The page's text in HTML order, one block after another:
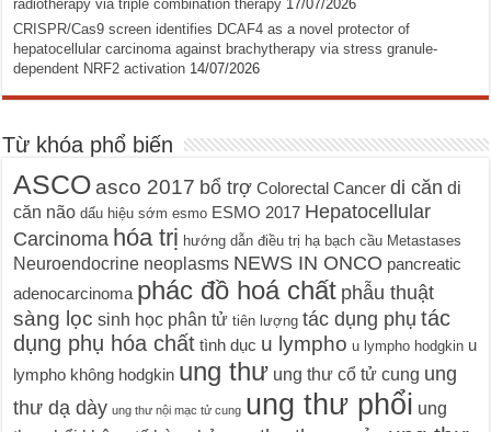
radiotherapy via triple combination therapy 17/07/2026
CRISPR/Cas9 screen identifies DCAF4 as a novel protector of
hepatocellular carcinoma against brachytherapy via stress granule-
dependent NRF2 activation 14/07/2026
Từ khóa phổ biến
ASCO asco 2017 bổ trợ Colorectal Cancer di căn di
căn não dấu hiệu sớm esmo ESMO 2017 Hepatocellular
Carcinoma hóa trị hướng dẫn điều trị hạ bạch cầu Metastases
Neuroendocrine neoplasms NEWS IN ONCO pancreatic
adenocarcinoma phác đồ hoá chất phẫu thuật
sàng lọc sinh học phân tử tiên lượng tác dụng phụ tác
dụng phụ hóa chất tình dục u lympho u lympho hodgkin u
lympho không hodgkin ung thư ung thư cổ tử cung ung
thư dạ dày ung thư nội mạc tử cung ung thư phổi ung